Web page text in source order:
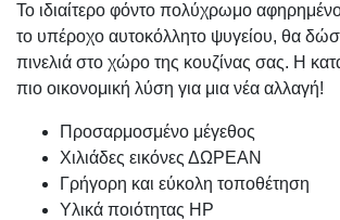
Το ιδιαίτερο φόντο πολύχρωμο
το υπέροχο αυτοκόλλητο ψυγείου, θα
πινελιά στο χώρο της κουζίνας σας. Η
πιο οικονομική λύση για μια νέα αλλαγή!
Προσαρμοσμένo μέγεθος
Χιλιάδες εικόνες ΔΩΡΕΑΝ
Γρήγορη και εύκολη τοποθέτηση
Υλικά ποιότητας HP